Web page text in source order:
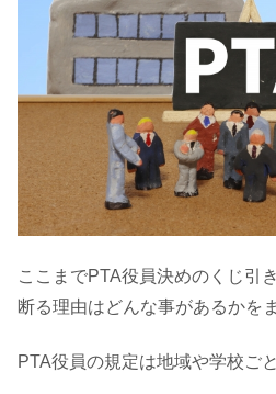
ここまでPTA役員決めのくじ引
断る理由はどんな事があるかを
PTA役員の規定は地域や学校ご